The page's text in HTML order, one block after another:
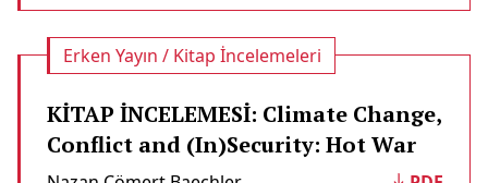
Erken Yayın / Kitap İncelemeleri
KİTAP İNCELEMESİ: Climate Change,
Conflict and (In)Security: Hot War